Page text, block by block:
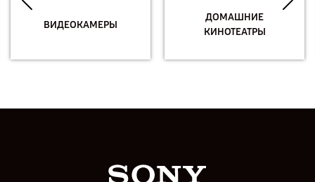
ВИДЕОКАМЕРЫ
ДОМАШНИЕ
КИНОТЕАТРЫ